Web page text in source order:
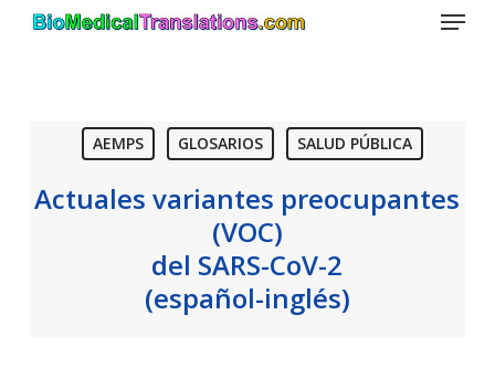
Menu
AEMPS GLOSARIOS SALUD PÚBLICA
Actuales variantes preocupantes
(VOC)
del SARS-CoV-2
(español-inglés)